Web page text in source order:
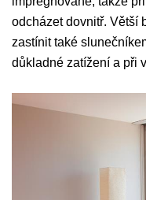
odcházet dovnitř. Větší
zastínit také
důkladné zatížení a při